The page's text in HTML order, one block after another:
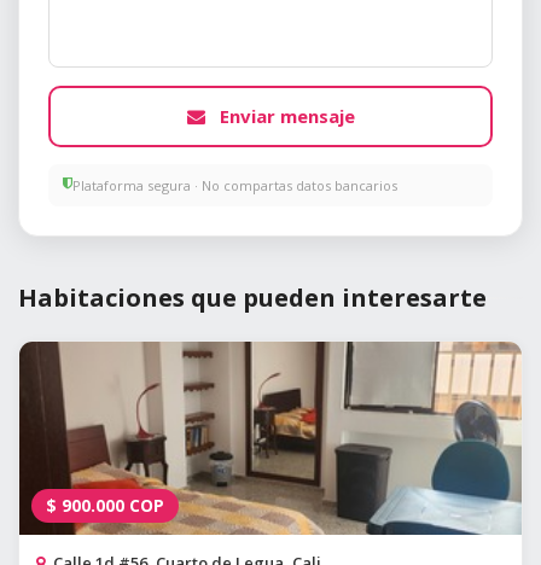
Enviar mensaje
Plataforma segura · No compartas datos bancarios
Habitaciones que pueden interesarte
$ 900.000 COP